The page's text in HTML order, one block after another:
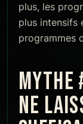
plus, les
plus intensifs
programmes
MYTHE
NE